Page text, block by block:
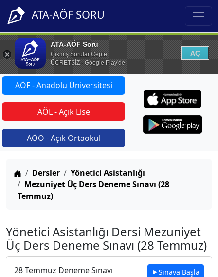
ATA-AÖF SORU
ATA-AÖF Soru
Çıkmış Sorular Cepte
ÜCRETSİZ - Google Play'de
AÇ
AÖF - Anadolu Üniversitesi
AÖL - Açık Lise
AÖO - Açık Ortaokul
Anasayfa
Dersler
Yönetici Asistanlığı
Mezuniyet Üç Ders Deneme Sınavı (28
Temmuz)
Yönetici Asistanlığı Dersi Mezuniyet
Üç Ders Deneme Sınavı (28 Temmuz)
28 Temmuz Deneme Sınavı Sınava Başla